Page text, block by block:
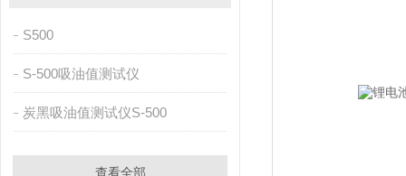
S500
S-500吸油值测试仪
炭黑吸油值测试仪S-500
查看全部